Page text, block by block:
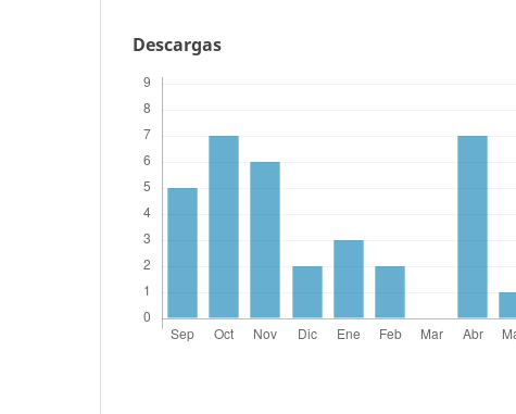
Descargas